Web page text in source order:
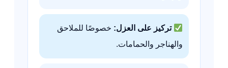
تركيز على العزل: خصوصًا للملاحق
والهناجر والحمامات.